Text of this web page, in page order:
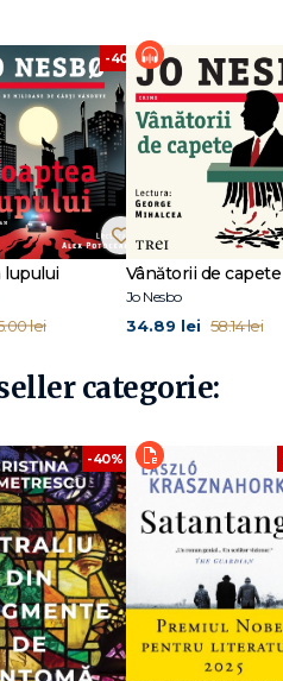
-40%
lupului
lei
Vânătorii de capete
Jo Nesbo
34.89 lei 58.14 lei
categorie:
-40%